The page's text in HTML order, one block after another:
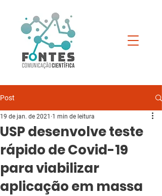
Post
USP desenvolve teste
rápido de Covid-19
para viabilizar
aplicação em massa
19 de jan. de 2021 1 min de leitura